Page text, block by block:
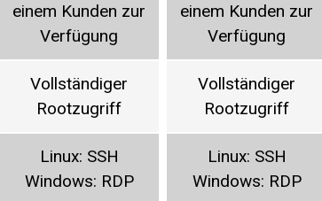
einem Kunden zur
Verfügung
Vollständiger
Rootzugriff
Linux: SSH
Windows: RDP
einem Kunden zur
Verfügung
Vollständiger
Rootzugriff
Linux: SSH
Windows: RDP